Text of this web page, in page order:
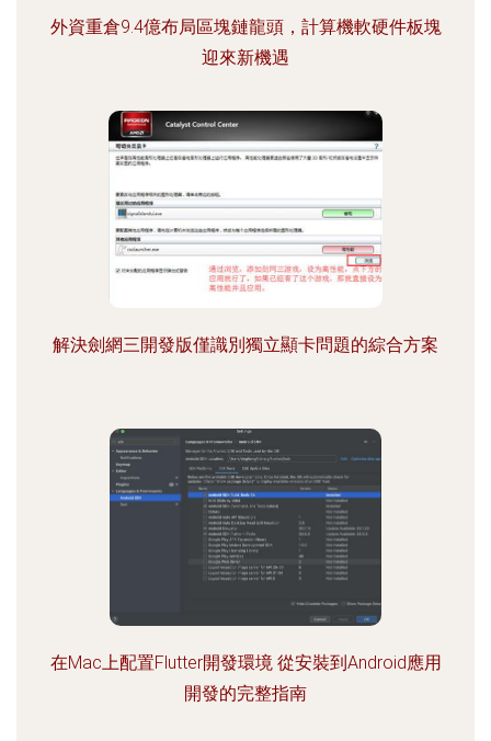
外資重倉9.4億布局區塊鏈龍頭，計算機軟硬件板塊
迎來新機遇
解決劍網三開發版僅識別獨立顯卡問題的綜合方案
在Mac上配置Flutter開發環境 從安裝到Android應用
開發的完整指南